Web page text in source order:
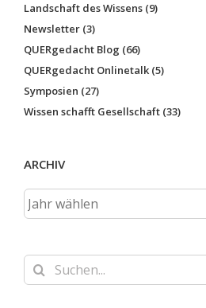
Landschaft des Wissens (9)
Newsletter (3)
QUERgedacht Blog (66)
QUERgedacht Onlinetalk (5)
Symposien (27)
Wissen schafft Gesellschaft (33)
ARCHIV
Suche
nach: